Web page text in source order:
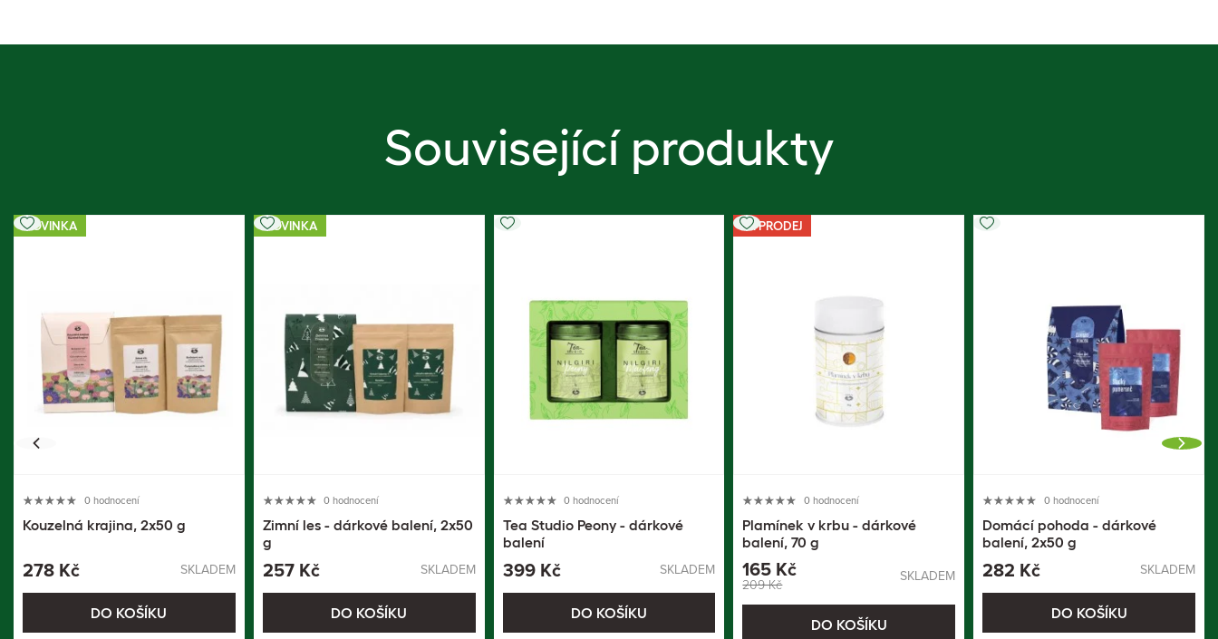
Související produkty
NOVINKA
0 hodnocení
Kouzelná krajina, 2x50 g
278 Kč SKLADEM
DO KOŠÍKU
NOVINKA
0 hodnocení
Zimní les - dárkové balení, 2x50
g
257 Kč SKLADEM
DO KOŠÍKU
0 hodnocení
Tea Studio Peony - dárkové
balení
399 Kč SKLADEM
DO KOŠÍKU
VÝPRODEJ
0 hodnocení
Plamínek v krbu - dárkové
balení, 70 g
165 Kč
209 Kč SKLADEM
DO KOŠÍKU
0 hodnocení
Domácí pohoda - dárkové
balení, 2x50 g
282 Kč SKLADEM
DO KOŠÍKU